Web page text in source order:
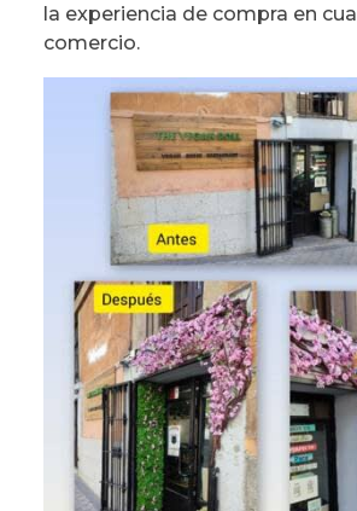
la experiencia de compra en
comercio.